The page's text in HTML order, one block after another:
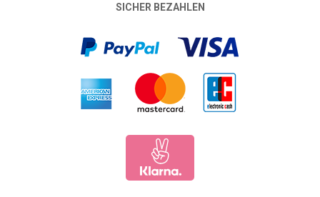
SICHER BEZAHLEN